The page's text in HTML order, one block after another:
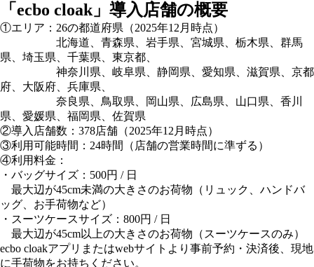
「ecbo cloak」導入店舗の概要
①エリア：26の都道府県（2025年12月時点）
北海道、青森県、岩手県、宮城県、栃木県、群馬
県、埼玉県、千葉県、東京都、
神奈川県、岐阜県、静岡県、愛知県、滋賀県、京都
府、大阪府、兵庫県、
奈良県、鳥取県、岡山県、広島県、山口県、香川
県、愛媛県、福岡県、佐賀県
②導入店舗数：378店舗（2025年12月時点）
③利用可能時間：24時間（店舗の営業時間に準ずる）
④利用料金：
・バッグサイズ：500円 / 日
最大辺が45cm未満の大きさのお荷物（リュック、ハンドバ
ッグ、お手荷物など）
・スーツケースサイズ：800円 / 日
最大辺が45cm以上の大きさのお荷物（スーツケースのみ）
ecbo cloakアプリまたはwebサイトより事前予約・決済後、現地
に手荷物をお持ちください。